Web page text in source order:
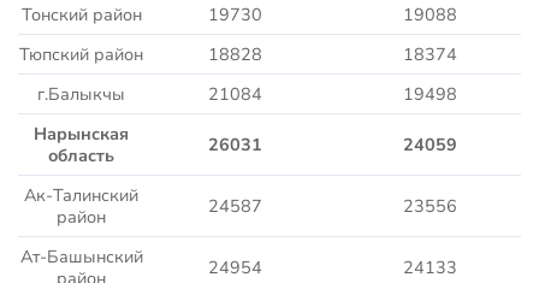
Тонский район 19730
19088
Тюпский район
18828
18374
г.Балыкчы
21084
19498
Нарынская
область
26031 24059
Ак-Талинский
район
24587 23556
Ат-Башынский
район
24954 24133